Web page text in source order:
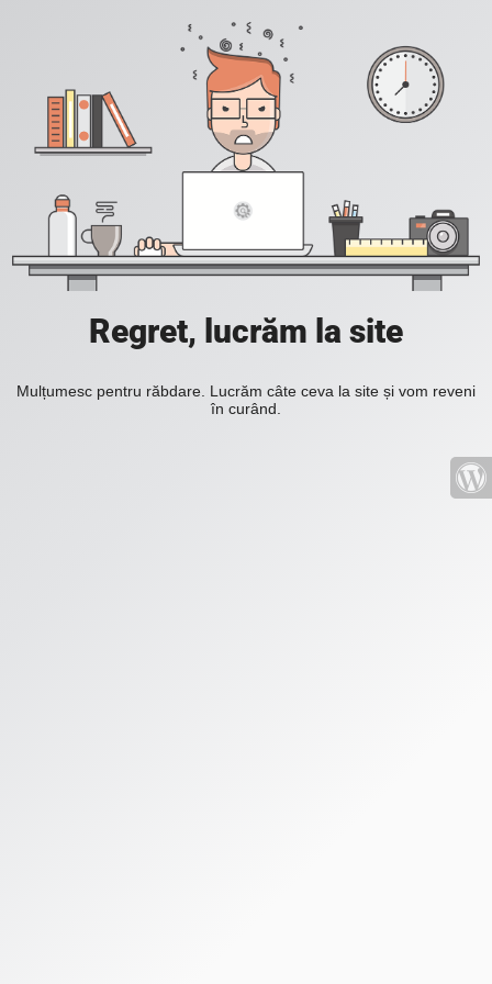
Regret, lucrăm la site
Mulțumesc pentru răbdare. Lucrăm câte ceva la site și vom reveni
în curând.